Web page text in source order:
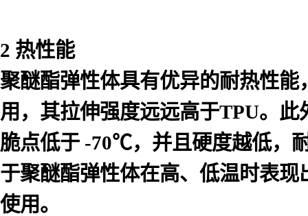
2 热性能
聚醚酯弹性体具有优异的耐热性
用，其拉伸强度远远高于TPU。
脆点低于 -70℃，并且硬度越低，
于聚醚酯弹性体在高、低温时表
使用。